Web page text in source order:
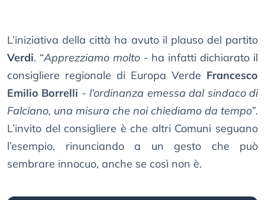
L’iniziativa della città ha avuto il plauso del partito
Verdi. “Apprezziamo molto- ha infatti dichiarato il
consigliere regionale di Europa Verde Francesco
Emilio Borrelli -l’ordinanza emessa dal sindaco di
Falciano, una misura che noi chiediamo da tempo”.
L’invito del consigliere è che altri Comuni seguano
l’esempio, rinunciando a un gesto che può
sembrare innocuo, anche se così non è.